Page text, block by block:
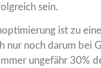
sein.
ist zu
nur noch darum bei
ungefähr 30%